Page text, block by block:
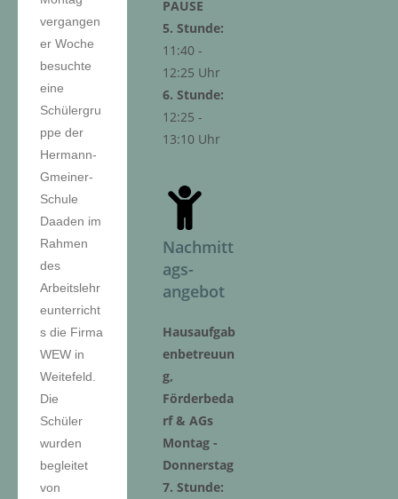
PAUSE
5. Stunde:
11:40 -
12:25 Uhr
6. Stunde:
12:25 -
13:10 Uhr
Nachmitt
ags-
angebot
Hausaufgab
enbetreuun
g,
Förderbeda
rf & AGs
Montag -
Donnerstag
7. Stunde:
vergangen
er Woche
besuchte
eine
Schülergru
ppe der
Hermann-
Gmeiner-
Schule
Daaden im
Rahmen
des
Arbeitslehr
eunterricht
s die Firma
WEW in
Weitefeld.
Die
Schüler
wurden
begleitet
von